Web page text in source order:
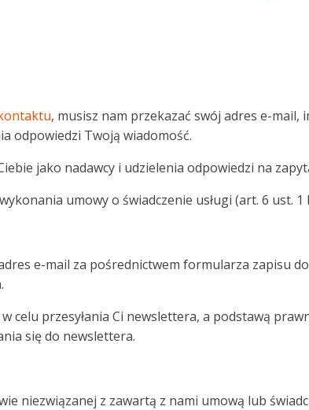
, musisz nam przekazać swój adres e-mail,
odpowiedzi Twoją wiadomość.
jako nadawcy i udzielenia odpowiedzi na
umowy o świadczenie usługi (art. 6 ust. 1
e-mail za pośrednictwem formularza zapisu
celu przesyłania Ci newslettera, a podstawą
się do newslettera.
niezwiązanej z zawartą z nami umową lub